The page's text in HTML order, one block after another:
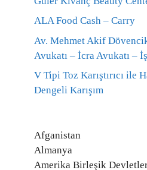
ALA Food Cash – Carry
Av. Mehmet Akif
Avukatı – İcra Avukatı –
V Tipi Toz Karıştırıcı ile
Dengeli Karışım
Afganistan
Almanya
Amerika Birleşik